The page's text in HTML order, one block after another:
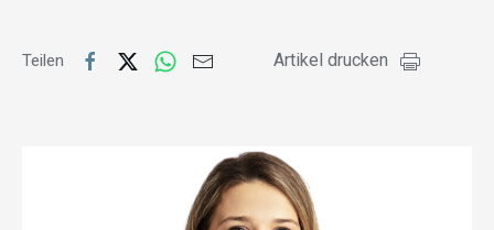
Teilen Artikel drucken